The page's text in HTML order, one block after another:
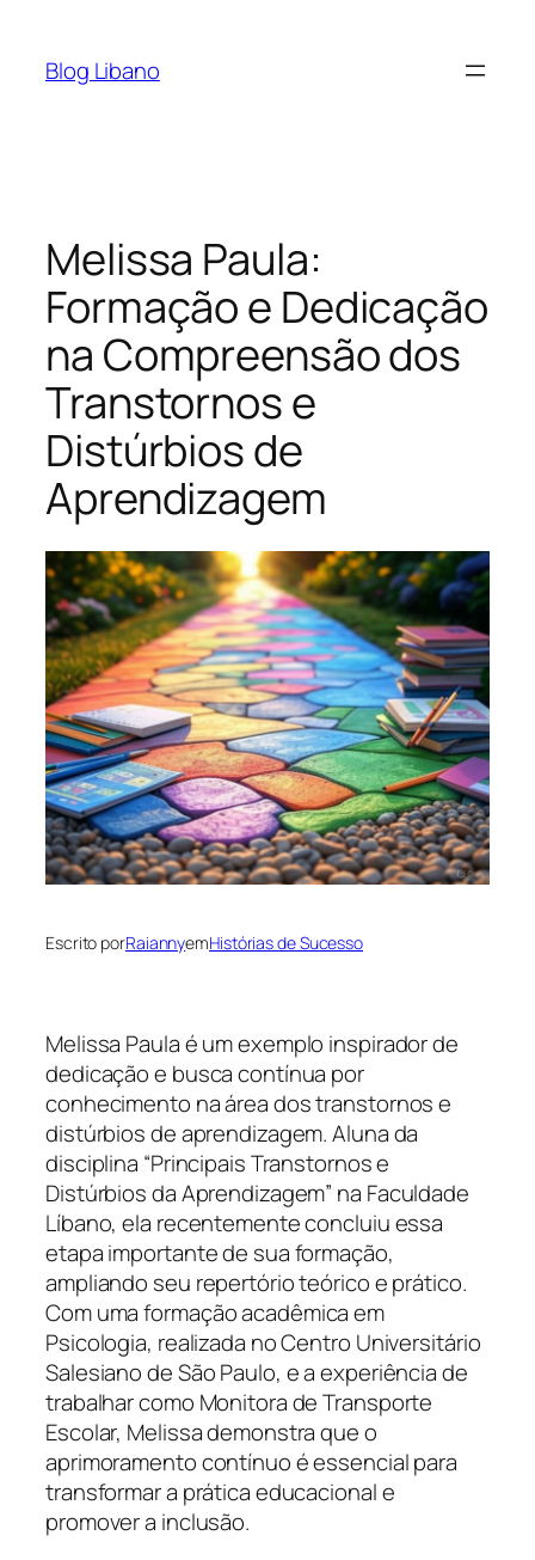
Blog Libano
Melissa Paula:
Formação e Dedicação
na Compreensão dos
Transtornos e
Distúrbios de
Aprendizagem
Escrito porRaiannyemHistórias de Sucesso
Melissa Paula é um exemplo inspirador de
dedicação e busca contínua por
conhecimento na área dos transtornos e
distúrbios de aprendizagem. Aluna da
disciplina “Principais Transtornos e
Distúrbios da Aprendizagem” na Faculdade
Líbano, ela recentemente concluiu essa
etapa importante de sua formação,
ampliando seu repertório teórico e prático.
Com uma formação acadêmica em
Psicologia, realizada no Centro Universitário
Salesiano de São Paulo, e a experiência de
trabalhar como Monitora de Transporte
Escolar, Melissa demonstra que o
aprimoramento contínuo é essencial para
transformar a prática educacional e
promover a inclusão.